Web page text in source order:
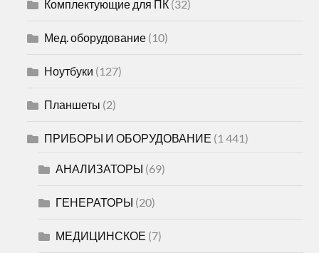
Комплектующие для ПК (32)
Мед. оборудование (10)
Ноутбуки (127)
Планшеты (2)
ПРИБОРЫ И ОБОРУДОВАНИЕ (1 441)
АНАЛИЗАТОРЫ (69)
ГЕНЕРАТОРЫ (20)
МЕДИЦИНСКОЕ (7)